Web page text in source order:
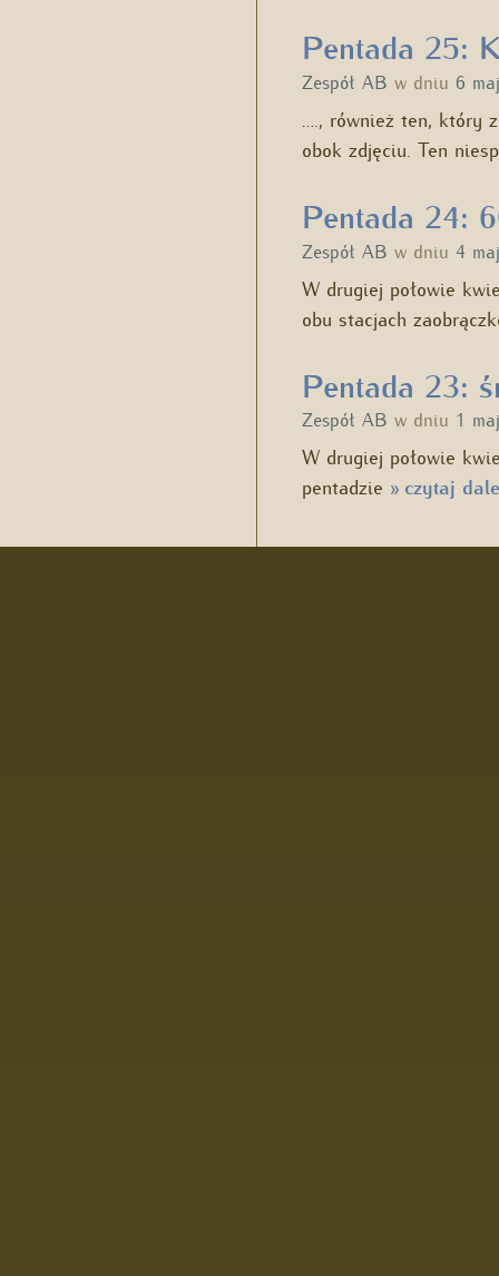
Pentada 25:
Zespół AB w dniu 6
…., również ten, który
obok zdjęciu. Ten
Pentada 24:
Zespół AB w dniu 4
W drugiej połowie
obu stacjach
Pentada 23:
Zespół AB w dniu 1
W drugiej połowie
pentadzie »czytaj